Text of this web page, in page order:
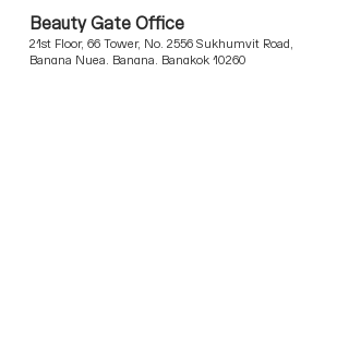
Beauty Gate Office
21st Floor, 66 Tower, No. 2556 Sukhumvit Road,
Bangna Nuea, Bangna, Bangkok 10260